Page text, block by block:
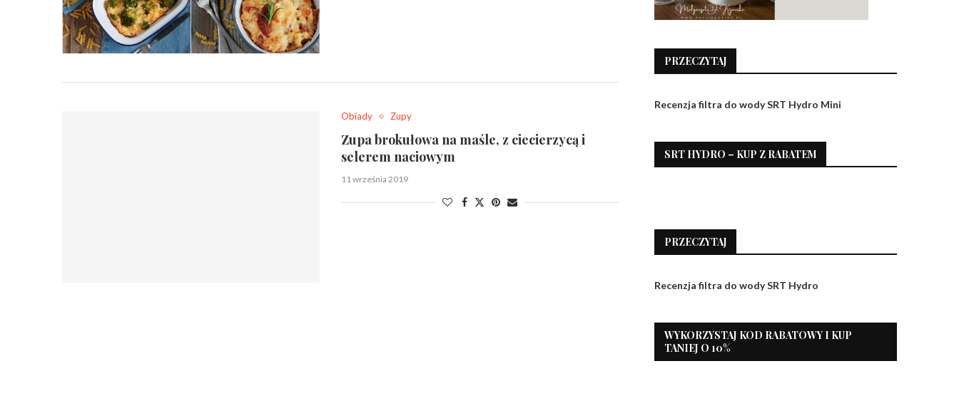
Obiady Zupy
Zupa brokułowa na maśle, z ciecierzycą i
selerem naciowym
11 września 2019
PRZECZYTAJ
Recenzja filtra do wody SRT Hydro Mini
SRT HYDRO – KUP Z RABATEM
PRZECZYTAJ
Recenzja filtra do wody SRT Hydro
WYKORZYSTAJ KOD RABATOWY I KUP
TANIEJ O 10%